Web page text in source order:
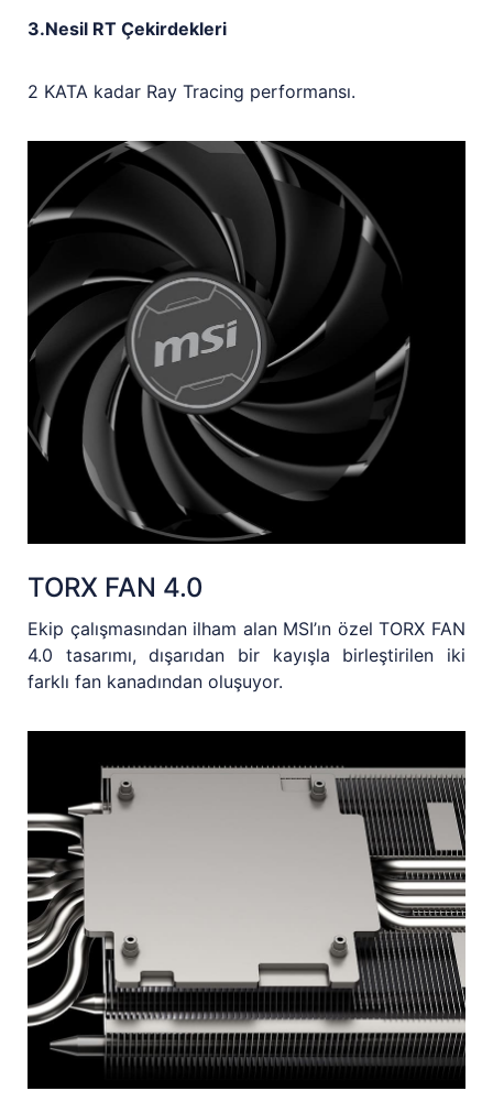
3.Nesil RT Çekirdekleri
2 KATA kadar Ray Tracing performansı.
TORX FAN 4.0
Ekip çalışmasından ilham alan MSI’ın özel TORX FAN
4.0 tasarımı, dışarıdan bir kayışla birleştirilen iki
farklı fan kanadından oluşuyor.